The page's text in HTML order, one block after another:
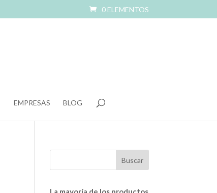
0 ELEMENTOS
EMPRESAS BLOG